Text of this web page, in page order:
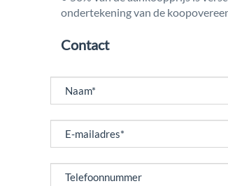
ondertekening van de
Contact